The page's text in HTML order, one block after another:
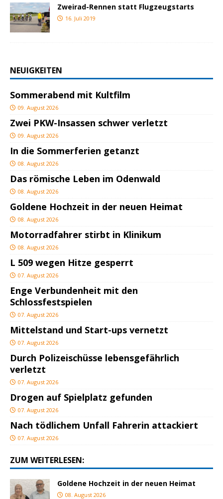
Zweirad-Rennen statt Flugzeugstarts
16. Juli 2019
NEUIGKEITEN
Sommerabend mit Kultfilm
09. August 2026
Zwei PKW-Insassen schwer verletzt
09. August 2026
In die Sommerferien getanzt
08. August 2026
Das römische Leben im Odenwald
08. August 2026
Goldene Hochzeit in der neuen Heimat
08. August 2026
Motorradfahrer stirbt in Klinikum
08. August 2026
L 509 wegen Hitze gesperrt
07. August 2026
Enge Verbundenheit mit den
Schlossfestspielen
07. August 2026
Mittelstand und Start-ups vernetzt
07. August 2026
Durch Polizeischüsse lebensgefährlich
verletzt
07. August 2026
Drogen auf Spielplatz gefunden
07. August 2026
Nach tödlichem Unfall Fahrerin attackiert
07. August 2026
ZUM WEITERLESEN:
Goldene Hochzeit in der neuen Heimat
08. August 2026